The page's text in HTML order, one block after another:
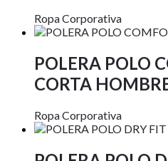
Ropa Corporativa
POLERA POLO
CORTA
Ropa Corporativa